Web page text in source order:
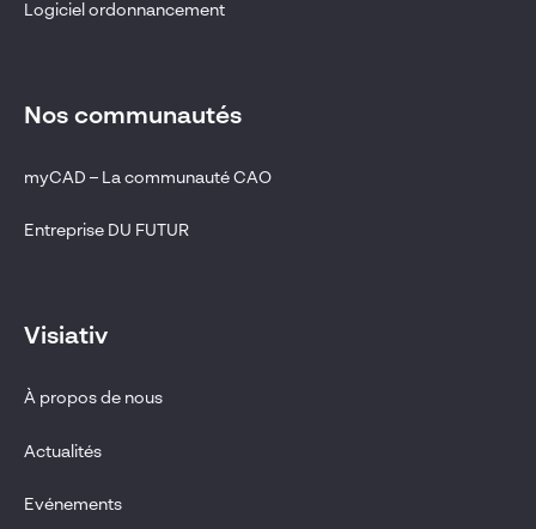
Logiciel ordonnancement
Nos communautés
myCAD – La communauté CAO
Entreprise DU FUTUR
Visiativ
À propos de nous
Actualités
Evénements